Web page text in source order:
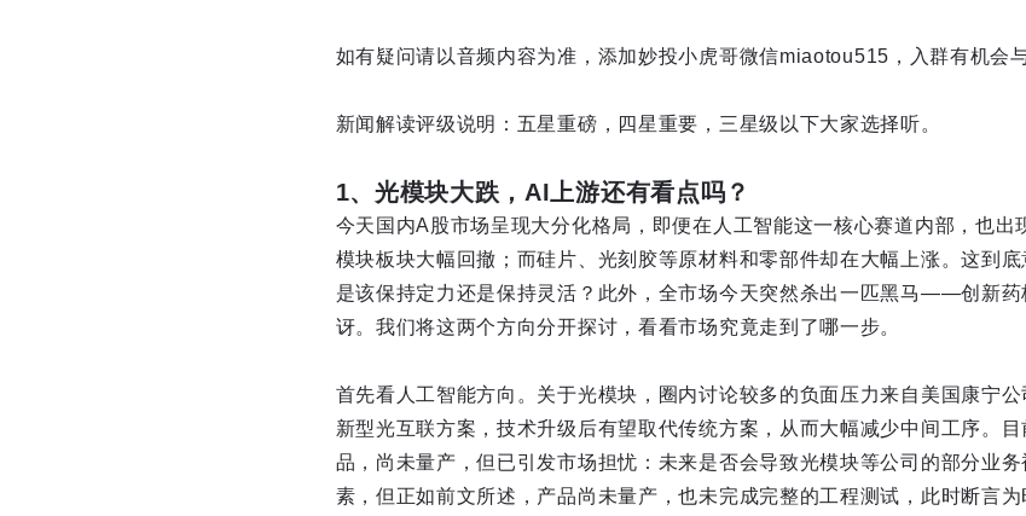
如有疑问请以音频内容为准，添加妙投小虎哥微信miaotou515，入群有机会
新闻解读评级说明：五星重磅，四星重要，三星级以下大家选择听。
1、光模块大跌，AI上游还有看点吗？
今天国内A股市场呈现大分化格局，即便在人工智能这一核心赛道内部，也出
模块板块大幅回撤；而硅片、光刻胶等原材料和零部件却在大幅上涨。这到底
是该保持定力还是保持灵活？此外，全市场今天突然杀出一匹黑马——创新药
讶。我们将这两个方向分开探讨，看看市场究竟走到了哪一步。
首先看人工智能方向。关于光模块，圈内讨论较多的负面压力来自美国康宁
新型光互联方案，技术升级后有望取代传统方案，从而大幅减少中间工序。
品，尚未量产，但已引发市场担忧：未来是否会导致光模块等公司的部分业
素，但正如前文所述，产品尚未量产，也未完成完整的工程测试，此时断言